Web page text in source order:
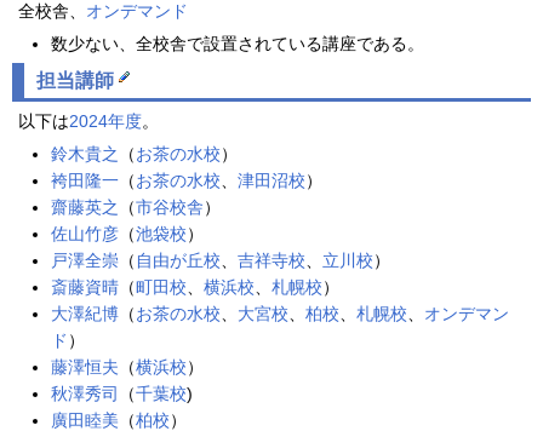
全校舎、 オンデマンド
数少ない、全校舎で設置されている講座である。
担当講師
以下は2024年度。
鈴木貴之
（お茶の水校）
袴田隆一 （お茶の水校 津田沼校）
齋藤英之
（市谷校舎）
佐山竹彦 （池袋校）
戸澤全崇 （ 自由が丘校 吉祥寺校 立川校）
斎藤資晴 （町田校 横浜校 札幌校）
大澤紀博 （お茶の水校 大宮校 柏校 札幌校
オンデマン
ド ）
藤澤恒夫 （横浜校）
秋澤秀司
（千葉校)
廣田睦美 （柏校）